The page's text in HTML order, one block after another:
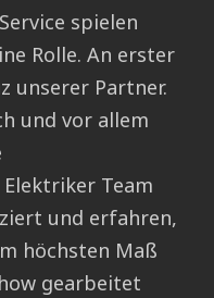
spielen
Rolle. An erster
unserer Partner.
und vor allem
Team
und erfahren,
höchsten Maß
gearbeitet